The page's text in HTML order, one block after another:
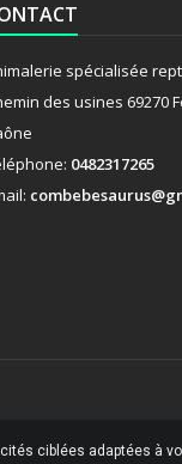
spécialisée
des usines 69270
0482317265
ciblées adaptées